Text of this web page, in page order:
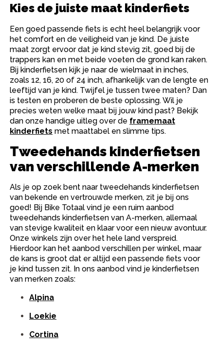
Kies de juiste maat kinderfiets
Een goed passende fiets is echt heel belangrijk voor
het comfort en de veiligheid van je kind. De juiste
maat zorgt ervoor dat je kind stevig zit, goed bij de
trappers kan en met beide voeten de grond kan raken.
Bij kinderfietsen kijk je naar de wielmaat in inches,
zoals 12, 16, 20 of 24 inch, afhankelijk van de lengte en
leeftijd van je kind. Twijfel je tussen twee maten? Dan
is testen en proberen de beste oplossing. Wil je
precies weten welke maat bij jouw kind past? Bekijk
dan onze handige uitleg over de framemaat
kinderfiets met maattabel en slimme tips.
Tweedehands kinderfietsen
van verschillende A-merken
Als je op zoek bent naar tweedehands kinderfietsen
van bekende en vertrouwde merken, zit je bij ons
goed! Bij Bike Totaal vind je een ruim aanbod
tweedehands kinderfietsen van A-merken, allemaal
van stevige kwaliteit en klaar voor een nieuw avontuur.
Onze winkels zijn over het hele land verspreid.
Hierdoor kan het aanbod verschillen per winkel, maar
de kans is groot dat er altijd een passende fiets voor
je kind tussen zit. In ons aanbod vind je kinderfietsen
van merken zoals:
Alpina
Loekie
Cortina